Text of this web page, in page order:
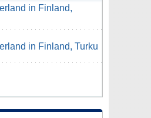
in Finland,
in Finland, Turku